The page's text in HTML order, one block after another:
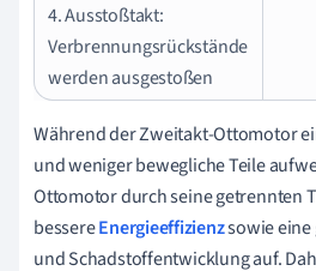
4. Ausstoßtakt:
Verbrennungsrückstände
werden ausgestoßen
Während der Zweitakt-Ottomotor
und weniger bewegliche Teile
Ottomotor durch seine getrennten
bessereEnergieeffizienzsowie eine
und Schadstoffentwicklung auf.